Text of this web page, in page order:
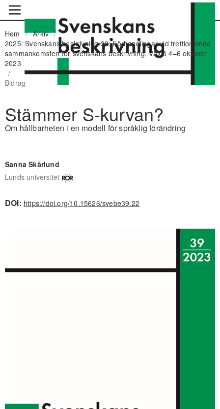
Hem / Arkiv /
2025: Svenskans beskrivning 39: Förhandlingar vid trettionionde
sammankomsten för svenskans beskrivning. Växjö 4–6 oktober
2023
/
Bidrag
Stämmer S-kurvan?
Om hållbarheten i en modell för språklig förändring
Sanna Skärlund
Lunds universitet
DOI: https://doi.org/10.15626/svebe39.22